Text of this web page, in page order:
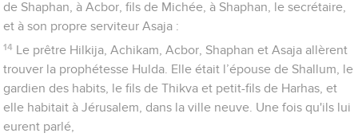
de Shaphan, à Acbor, fils de Michée, à Shaphan, le secrétaire,
et à son propre serviteur Asaja :
14
Le prêtre Hilkija, Achikam, Acbor, Shaphan et Asaja allèrent
trouver la prophétesse Hulda. Elle était l’épouse de Shallum, le
gardien des habits, le fils de Thikva et petit-fils de Harhas, et
elle habitait à Jérusalem, dans la ville neuve. Une fois qu'ils lui
eurent parlé,